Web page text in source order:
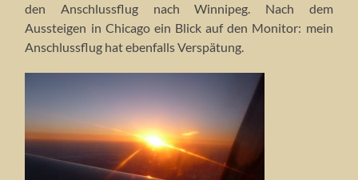
den Anschlussflug nach Winnipeg. Nach dem
Aussteigen in Chicago ein Blick auf den Monitor: mein
Anschlussflug hat ebenfalls Verspätung.